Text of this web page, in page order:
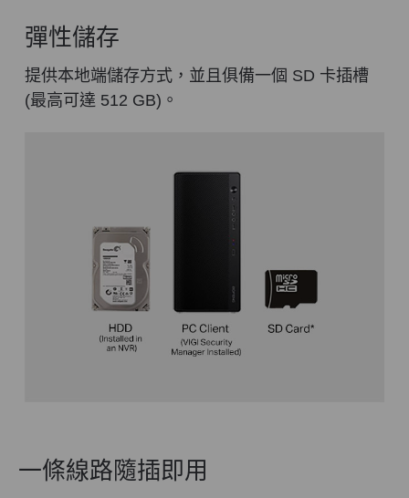
彈性儲存
提供本地端儲存方式，並且俱備一個 SD 卡插槽
(最高可達 512 GB)。
一條線路隨插即用